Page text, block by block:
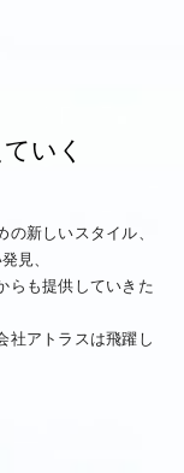
いく
新しいスタイル、
見、
らも提供していきた
社アトラスは飛躍し